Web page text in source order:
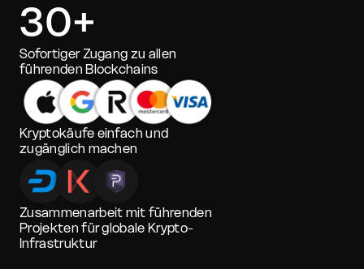
30+
Sofortiger Zugang zu allen
führenden Blockchains
Kryptokäufe einfach und
zugänglich machen
Zusammenarbeit mit führenden
Projekten für globale Krypto-
Infrastruktur